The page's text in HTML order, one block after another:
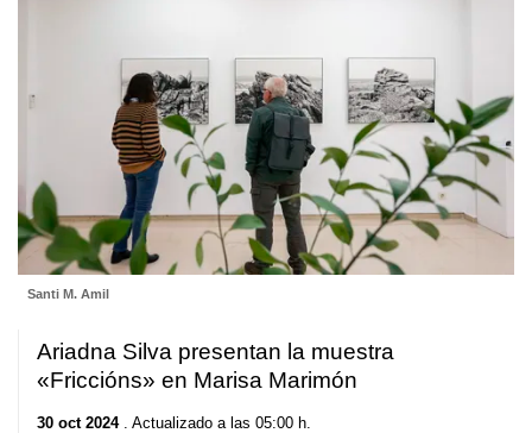
Santi M. Amil
Ariadna Silva presentan la muestra
«Friccións» en Marisa Marimón
30 oct 2024. Actualizado a las 05:00 h.